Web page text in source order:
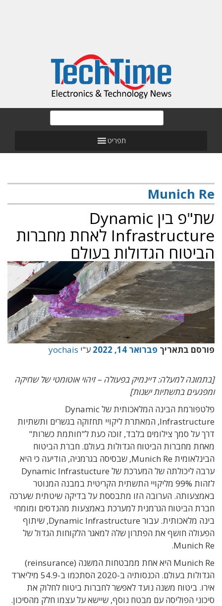
תפריט
Munich Re
שת"פ בין Dynamic
Infrastructure לאחת מחברות
הביטוח הגדולות בעולם
פורסם בתאריך פברואר 14, 2022 ע"י yochais
[בתמונה למעלה: דיינמיק בפעולה – זיהוי אוטומטי של שחיקה
ומפגעים בתשתיות ישנות]
פלטפורמת הבינה המלאכותית של Dynamic
Infrastructure, המאתרת ליקויי תחזוקה בגשרים ותשתיות
דרך על סמך צילומים בלבד, זוכה כעת ל"חותמת כשרות"
מאחת מחברות הביטוח הגדולות בעולם. חברת הביטוח
הבינלאומית Munich Re, שבסיסה בגרמניה, הודיעה כי היא
ערבה ליכולתה של המערכת של Dynamic Infrastucture
לזהות 99% מליקויי התשתית הקריטית במבנה המנוטר
באמצעותה. הערובה הזו מתבססת על בדיקה שיטתית שערכה
חברת הביטוח הגרמנית למערכת באמצעות מהנדסים ומומחי
בינה מלאכותית. עבור Dynamic Infrastructure, שיתוף
הפעולה חושף את הפתרון שלה למאגר הלקוחות הגדול של
Munich Re.
Munich Re היא אחת ממבטחות המשנה (reinsurance)
הגדולות בעולם. הכנסותיה ב-2020 הסתכמו ב-54.9 מיליארד
אירו. ביטוח משנה נועד לאפשר לחברות ביטוח לחלוק את
סיכוני הפוליסה עם מבטח נוסף, שיישא על עצמו חלק מהסיכון.